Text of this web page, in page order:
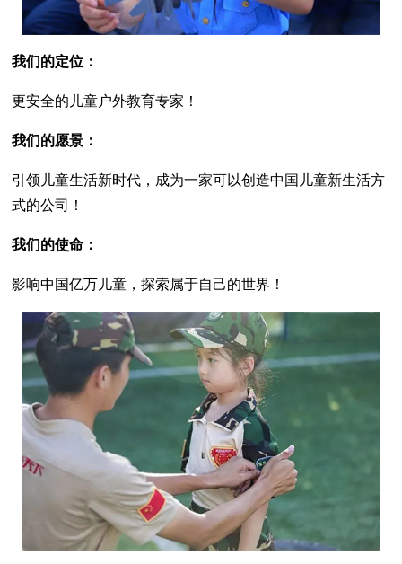
我们的定位：
更安全的儿童户外教育专家！
我们的愿景：
引领儿童生活新时代，成为一家可以创造中国儿童新生活方
式的公司！
我们的使命：
影响中国亿万儿童，探索属于自己的世界！